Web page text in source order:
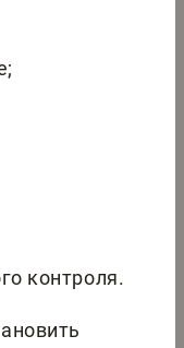
контроля.